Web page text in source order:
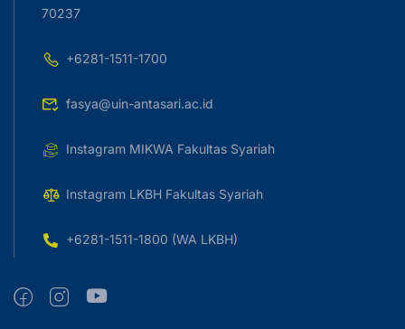
70237
+6281-1511-1700
fasya@uin-antasari.ac.id
Instagram MIKWA Fakultas Syariah
Instagram LKBH Fakultas Syariah
+6281-1511-1800 (WA LKBH)